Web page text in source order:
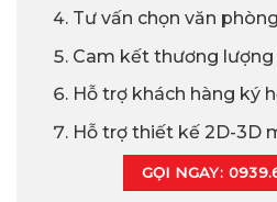
Tư vấn chọn văn
Cam kết thương
Hỗ trợ khách hàng ký
Hỗ trợ thiết kế 2D-3D
GỌI NGAY: